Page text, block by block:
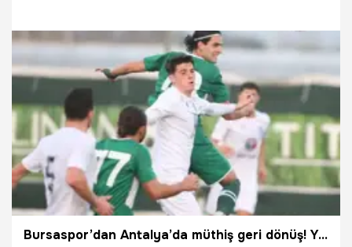
8.01.2026 Samsun
Bursaspor’dan Antalya’da müthiş geri dönüş! Yeni transfer sahneye çıktı Argeş Piteşti'yi devirdi